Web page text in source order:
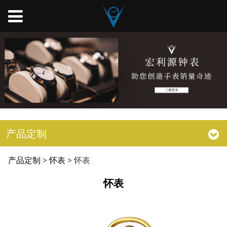
产品定制
怀表
产品定制 >怀表 >怀表
怀表